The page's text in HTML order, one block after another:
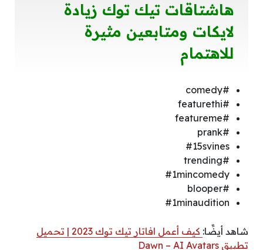
هاشتاقات تيك توك زيادة
لايكات ومتابعين مثيرة
للاهتمام
#comedy
#featurethi
#featureme
#prank
#15svines
#trending
#1mincomedy
#blooper
#1minaudition
شاهد أيضًَا:
كيف أعمل افاتار تيك توك 2023 | تحميل
تطبيق Dawn – AI Avatars